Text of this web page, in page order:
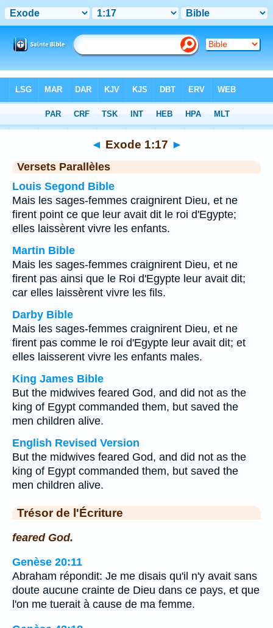
Chapitre 1> Verset 17
◄ Exode 1:17 ►
Versets Parallèles
Louis Segond Bible
Mais les sages-femmes craignirent Dieu, et ne
firent point ce que leur avait dit le roi d'Egypte;
elles laissèrent vivre les enfants.
Martin Bible
Mais les sages-femmes craignirent Dieu, et ne
firent pas ainsi que le Roi d'Egypte leur avait dit;
car elles laissèrent vivre les fils.
Darby Bible
Mais les sages-femmes craignirent Dieu, et ne
firent pas comme le roi d'Egypte leur avait dit; et
elles laisserent vivre les enfants males.
King James Bible
But the midwives feared God, and did not as the
king of Egypt commanded them, but saved the
men children alive.
English Revised Version
But the midwives feared God, and did not as the
king of Egypt commanded them, but saved the
men children alive.
Trésor de l'Écriture
feared God.
Genèse 20:11
Abraham répondit: Je me disais qu'il n'y avait sans
doute aucune crainte de Dieu dans ce pays, et que
l'on me tuerait à cause de ma femme.